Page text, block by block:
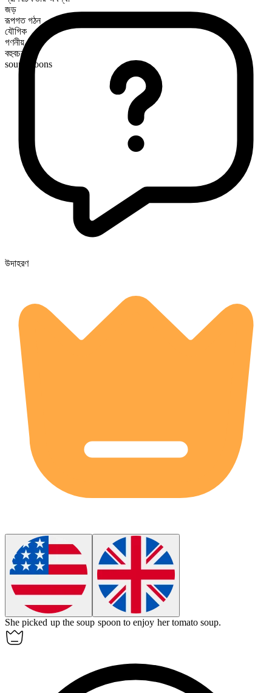
জড়
রূপগত গঠন
যৌগিক
গণনীয়
বহুবচন রূপ
soup spoons
উদাহরণ
She picked up thesoup spoon to enjoy her tomato soup.